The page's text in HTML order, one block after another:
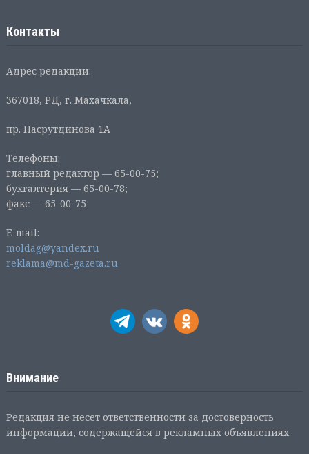
Контакты
Адрес редакции:
367018, РД, г. Махачкала,
пр. Насрутдинова 1А
Телефоны:
главный редактор — 65-00-75;
бухгалтерия — 65-00-78;
факс — 65-00-75
E-mail:
moldag@yandex.ru
reklama@md-gazeta.ru
Внимание
Редакция не несет ответственности за достоверность
информации, содержащейся в рекламных объявлениях.